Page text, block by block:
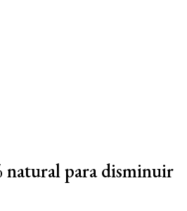
natural para disminuir